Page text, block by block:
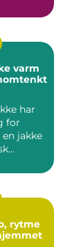
har
for
jakke
rytme